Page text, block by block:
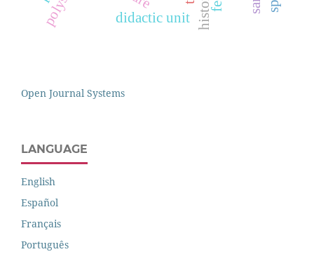
didactic unit
Open Journal Systems
LANGUAGE
English
Español
Français
Português